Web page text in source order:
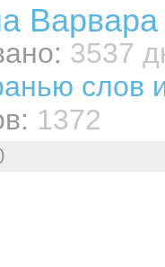
Варвара
3537
слов
1372